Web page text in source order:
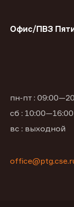
Офис/ПВЗ
пн-пт :
сб : 10:00—16:00
вс : выходной